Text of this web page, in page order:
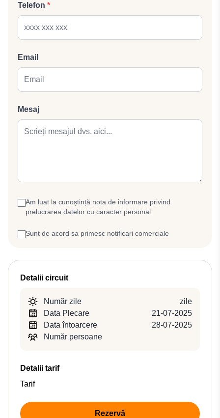
Telefon *
Email
Mesaj
Am luat la cunoștință nota de informare privind
prelucrarea datelor cu caracter personal
Sunt de acord sa primesc notificari comerciale
Detalii circuit
Număr zile
zile
Data Plecare
21-07-2025
Data întoarcere
28-07-2025
Număr persoane
Detalii tarif
Tarif
Rezervă